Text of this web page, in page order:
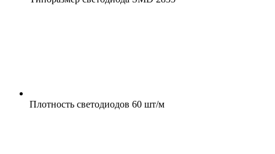
Плотность светодиодов 60 шт/м